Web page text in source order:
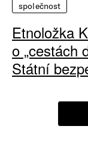
společnost
Etnoložka
o „cestách
Státní